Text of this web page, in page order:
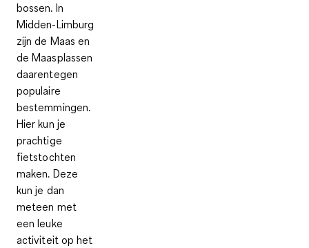
bossen. In
Midden-Limburg
zijn de Maas en
de Maasplassen
daarentegen
populaire
bestemmingen.
Hier kun je
prachtige
fietstochten
maken. Deze
kun je dan
meteen met
een leuke
activiteit op het